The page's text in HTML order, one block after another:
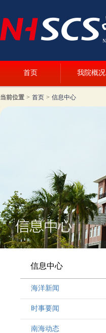
首页 我院概况
当前位置 > 首页 > 信息中心
信息中心
海洋新闻
时事要闻
南海动态